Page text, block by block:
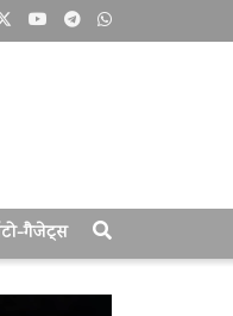
गैजेट्स